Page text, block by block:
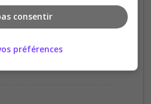
consentir
préférences